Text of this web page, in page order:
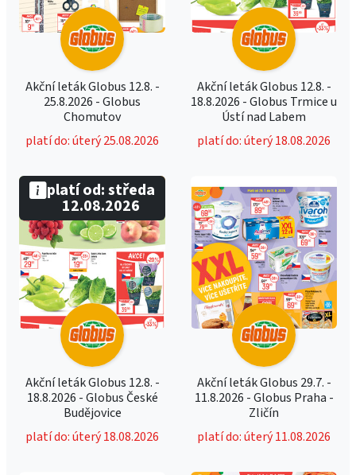
Akční leták Globus 12.8. -
25.8.2026 - Globus
Chomutov
platí do: úterý 25.08.2026
Akční leták Globus 12.8. -
18.8.2026 - Globus Trmice u
Ústí nad Labem
platí do: úterý 18.08.2026
Akční leták Globus 12.8. -
18.8.2026 - Globus České
Budějovice
platí do: úterý 18.08.2026
platí od: středa
12.08.2026
Akční leták Globus 29.7. -
11.8.2026 - Globus Praha -
Zličín
platí do: úterý 11.08.2026